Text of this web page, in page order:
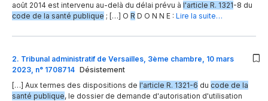
août 2014 est intervenu au-delà du délai prévu à l'article R. 1321-8 du
code de la santé publique ; […] O R D O N N E : Lire la suite…
2. Tribunal administratif de Versailles, 3ème chambre, 10 mars
2023, n° 1708714 Désistement
[…] Aux termes des dispositions de l'article R. 1321-6 du code de la
santé publique, le dossier de demande d'autorisation d'utilisation